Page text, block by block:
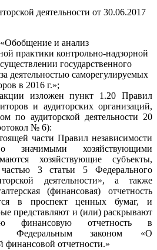
деятельности от 30.06.2017
и анализ
практики контрольно-надзорной
государственного
деятельностью саморегулируемых
в 2016 г.»;
изложен пункт 1.20 Правил
и аудиторских организаций,
по аудиторской деятельности 20
№ 6):
части Правил независимости
значимыми хозяйствующими
хозяйствующие субъекты,
частью 3 статьи 5 Федерального
деятельности», а также
(финансовая) отчетность
в проспект ценных бумаг, и
представляют и (или) раскрывают
финансовую отчетность в
с Федеральным законом «О
финансовой отчетности.»